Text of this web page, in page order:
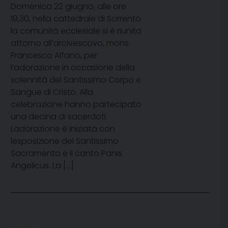
Domenica 22 giugno, alle ore
19,30, nella cattedrale di Sorrento
la comunità ecclesiale si è riunita
attorno all’arcivescovo, mons.
Francesco Alfano, per
l’adorazione in occasione della
solennità del Santissimo Corpo e
Sangue di Cristo. Alla
celebrazione hanno partecipato
una decina di sacerdoti.
Ladorazione è iniziata con
lesposizione del Santissimo
Sacramento e il canto Panis
Angelicus. La […]